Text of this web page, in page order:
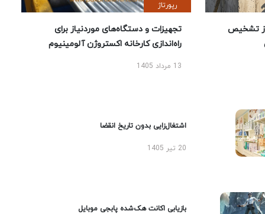
تشخیص
رپورتاژ
تجهیزات و دستگاه‌های موردنیاز برای
راه‌اندازی کارخانه اکستروژن آلومینیوم
13 مرداد 1405
اشتغال‌زایی بدون تاریخ انقضا
20 تیر 1405
بازیابی اکانت هک‌شده پابجی موبایل